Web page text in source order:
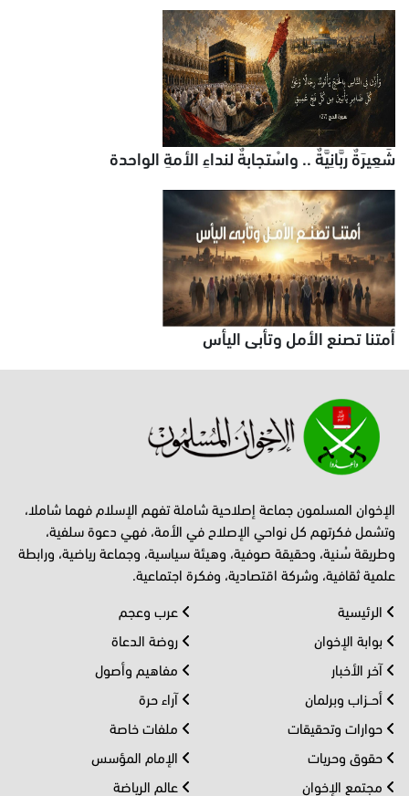
شَعِيرَةٌ ربَّانِيَّةٌ .. واسْتجابةٌ لنداءِ الأمةِ الواحدة
أمتنا تصنع الأمل وتأبى اليأس
الإخوان المسلمون جماعة إصلاحية شاملة تفهم الإسلام فهما شاملا،
وتشمل فكرتهم كل نواحي الإصلاح في الأمة، فهي دعوة سلفية،
وطريقة سُنية، وحقيقة صوفية، وهيئة سياسية، وجماعة رياضية، ورابطة
علمية ثقافية، وشركة اقتصادية، وفكرة اجتماعية.
الرئيسية
بوابة الإخوان
آخر الأخبار
أحــزاب وبرلمان
حوارات وتحقيقات
حقوق وحريات
مجتمع الإخوان
عرب وعجم
روضة الدعاة
مفاهيم وأصول
آراء حرة
ملفات خاصة
الإمام المؤسس
عالم الرياضة